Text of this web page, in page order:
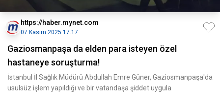
https://haber.mynet.com
07 Kasım 2025 17:17
Gaziosmanpaşa da elden para isteyen özel
hastaneye soruşturma!
İstanbul İl Sağlık Müdürü Abdullah Emre Güner, Gaziosmanpaşa'da
usulsüz işlem yapıldığı ve bir vatandaşa şiddet uygula